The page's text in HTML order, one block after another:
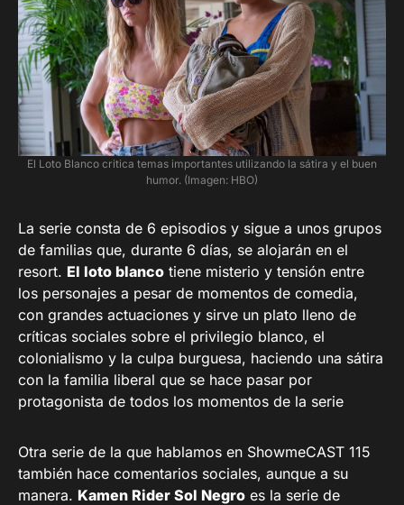
El Loto Blanco critica temas importantes utilizando la sátira y el buen
humor. (Imagen: HBO)
La serie consta de 6 episodios y sigue a unos grupos
de familias que, durante 6 días, se alojarán en el
resort. El loto blanco tiene misterio y tensión entre
los personajes a pesar de momentos de comedia,
con grandes actuaciones y sirve un plato lleno de
críticas sociales sobre el privilegio blanco, el
colonialismo y la culpa burguesa, haciendo una sátira
con la familia liberal que se hace pasar por
protagonista de todos los momentos de la serie
Otra serie de la que hablamos en ShowmeCAST 115
también hace comentarios sociales, aunque a su
manera. Kamen Rider Sol Negro es la serie de